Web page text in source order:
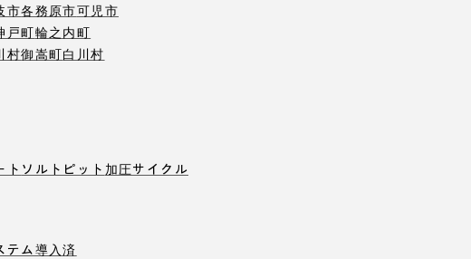
市各務原市可児市
戸町輪之内町
村御嵩町白川村
ト ソルトピット 加圧サイクル
テム導入済